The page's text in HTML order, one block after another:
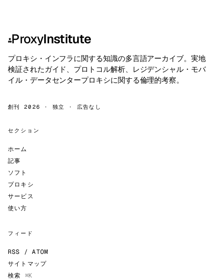
⁂ProxyInstitute
プロキシ・インフラに関する知識の多言語アーカイブ。実地
検証されたガイド、プロトコル解析、レジデンシャル・モバ
イル・データセンタープロキシに関する倫理的考察。
創刊 2026 · 独立 · 広告なし
セクション
ホーム
記事
ソフト
プロキシ
サービス
使い方
フィード
RSS / ATOM
サイトマップ
検索 ⌘K